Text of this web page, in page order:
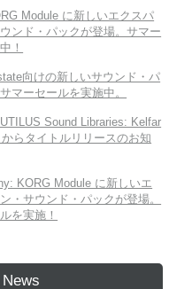
Module に新しいエクスパ
ンド・パックが登場。サマー
！
向けの新しいサウンド・パ
マーセールを実施中。
Sound Libraries: Kelfar
らタイトルリリースのお知
KORG Module に新しいエ
・サウンド・パックが登場。
を実施！